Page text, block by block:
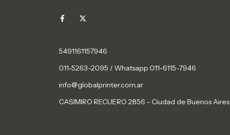
5491161157946
011-5263-2095 / Whatsapp 011-6115-7946
info@globalprinter.com.ar
CASIMIRO RECUERO 2856 - Ciudad de Buenos Aires